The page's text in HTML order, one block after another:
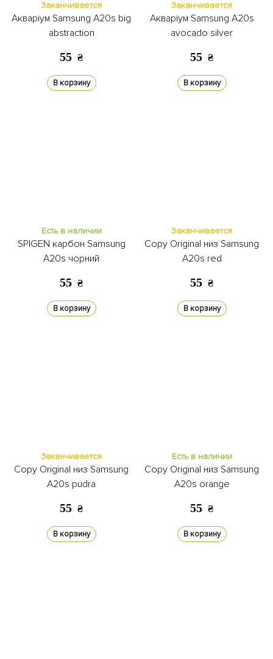
Заканчивается
Акваріум Samsung A20s big
abstraction
55 ₴
В корзину
Заканчивается
Акваріум Samsung A20s
avocado silver
55 ₴
В корзину
Есть в наличии
SPIGEN карбон Samsung
A20s чорний
55 ₴
В корзину
Заканчивается
Copy Original низ Samsung
A20s red
55 ₴
В корзину
Заканчивается
Copy Original низ Samsung
A20s pudra
55 ₴
В корзину
Есть в наличии
Copy Original низ Samsung
A20s orange
55 ₴
В корзину